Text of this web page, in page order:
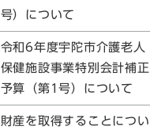
号）について
令和6年度宇陀市介護老人
保健施設事業特別会計補正
予算（第1号）について
財産を取得することについ